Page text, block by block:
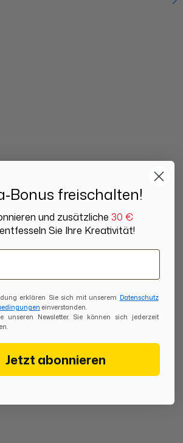
freischalten!
und zusätzliche 30 €
Sie Ihre Kreativität!
erklären Sie sich mit unserem Datenschutz
einverstanden.
unseren Newsletter. Sie können sich jederzeit
Jetzt abonnieren